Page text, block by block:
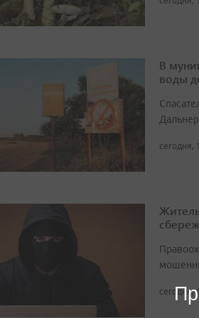
В
воды
сегодня,
сегодня,